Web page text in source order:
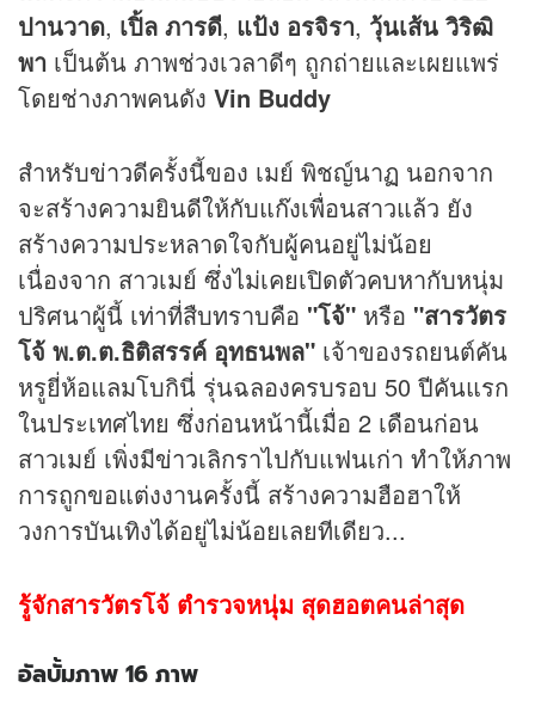
ปานวาด, เปิ้ล ภารดี, แป้ง อรจิรา, วุ้นเส้น วิริฒิ
พา เป็นต้น ภาพช่วงเวลาดีๆ ถูกถ่ายและเผยแพร่
โดยช่างภาพคนดัง Vin Buddy
สำหรับข่าวดีครั้งนี้ของ เมย์ พิชญ์นาฏ นอกจาก
จะสร้างความยินดีให้กับแก๊งเพื่อนสาวแล้ว ยัง
สร้างความประหลาดใจกับผู้คนอยู่ไม่น้อย
เนื่องจาก สาวเมย์ ซึ่งไม่เคยเปิดตัวคบหากับหนุ่ม
ปริศนาผู้นี้ เท่าที่สืบทราบคือ "โจ้" หรือ "สารวัตร
โจ้ พ.ต.ต.ธิติสรรค์ อุทธนพล" เจ้าของรถยนต์คัน
หรูยี่ห้อแลมโบกินี่ รุ่นฉลองครบรอบ 50 ปีคันแรก
ในประเทศไทย ซึ่งก่อนหน้านี้เมื่อ 2 เดือนก่อน
สาวเมย์ เพิ่งมีข่าวเลิกราไปกับแฟนเก่า ทำให้ภาพ
การถูกขอแต่งงานครั้งนี้ สร้างความฮือฮาให้
วงการบันเทิงได้อยู่ไม่น้อยเลยทีเดียว...
รู้จักสารวัตรโจ้ ตำรวจหนุ่ม สุดฮอตคนล่าสุด
อัลบั้มภาพ 16 ภาพ